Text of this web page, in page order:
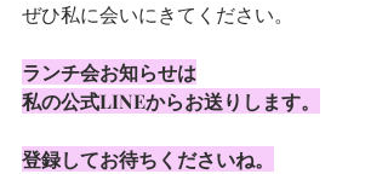
ぜひ私に会いにきてください。
ランチ会お知らせは
私の公式LINEからお送りします。
登録してお待ちくださいね。